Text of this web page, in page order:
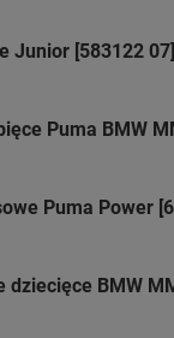
Junior [583122 07]
Puma BMW
Puma Power
dziecięce BMW